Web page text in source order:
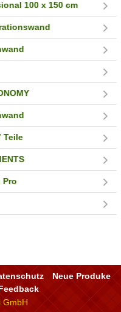
100 x 150 cm
Teile
Pro
Neue Produke
GmbH